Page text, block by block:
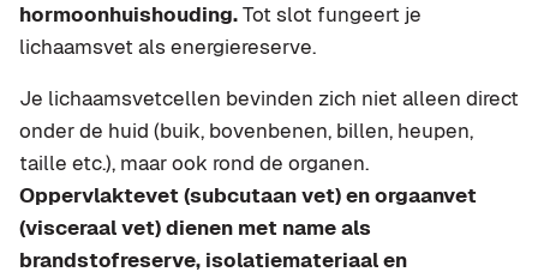
hormoonhuishouding.Tot slot fungeert je
lichaamsvet als energiereserve.
Je lichaamsvetcellen bevinden zich niet alleen direct
onder de huid (buik, bovenbenen, billen, heupen,
taille etc.), maar ook rond de organen.
Oppervlaktevet (subcutaan vet) en orgaanvet
(visceraal vet) dienen met name als
brandstofreserve, isolatiemateriaal en